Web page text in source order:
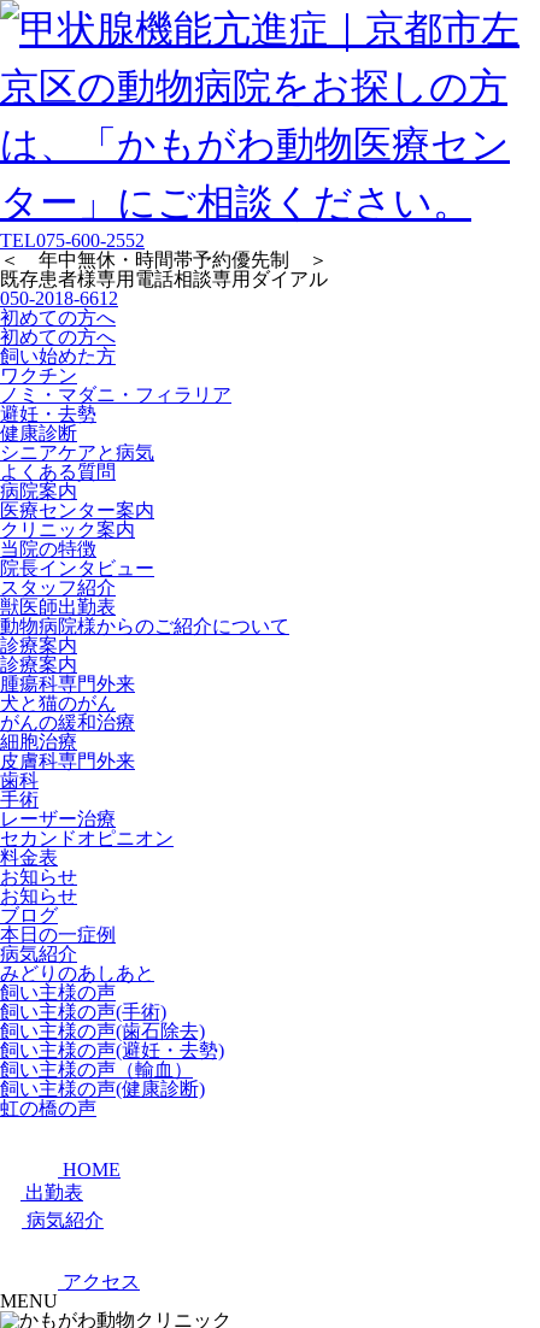
TEL075-600-2552
＜ 年中無休・時間帯予約優先制 ＞
既存患者様専用 電話相談専用ダイアル
050-2018-6612
初めての方へ
初めての方へ
飼い始めた方
ワクチン
ノミ・マダニ・フィラリア
避妊・去勢
健康診断
シニアケアと病気
よくある質問
病院案内
医療センター案内
クリニック案内
当院の特徴
院長インタビュー
スタッフ紹介
獣医師出勤表
動物病院様からのご紹介について
診療案内
診療案内
腫瘍科専門外来
犬と猫のがん
がんの緩和治療
細胞治療
皮膚科専門外来
歯科
手術
レーザー治療
セカンドオピニオン
料金表
お知らせ
お知らせ
ブログ
本日の一症例
病気紹介
みどりのあしあと
飼い主様の声
飼い主様の声(手術)
飼い主様の声(歯石除去)
飼い主様の声(避妊・去勢)
飼い主様の声（輸血）
飼い主様の声(健康診断)
虹の橋の声
HOME
出勤表
病気紹介
アクセス
MENU